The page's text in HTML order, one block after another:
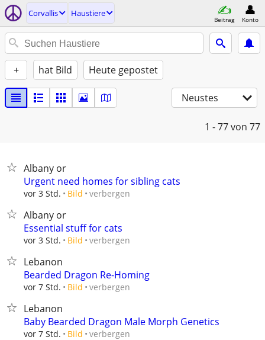
Corvallis Haustiere
Beitrag Konto
+ hat Bild Heute gepostet
Neustes
1 - 77von 77
Albany or
Urgent need homes for sibling cats
vor 3 Std. Bild verbergen
Albany or
Essential stuff for cats
vor 3 Std. Bild verbergen
Lebanon
Bearded Dragon Re-Homing
vor 7 Std. Bild verbergen
Lebanon
Baby Bearded Dragon Male Morph Genetics
vor 7 Std. Bild verbergen